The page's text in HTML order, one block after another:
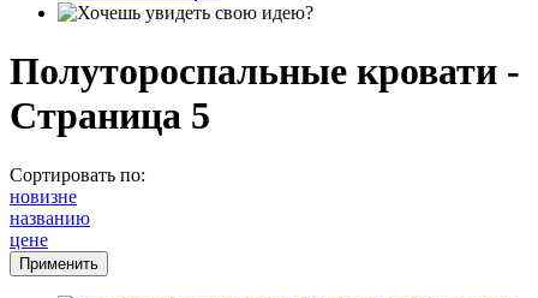
Полутороспальные кровати -
Страница 5
Сортировать по:
новизне
названию
цене